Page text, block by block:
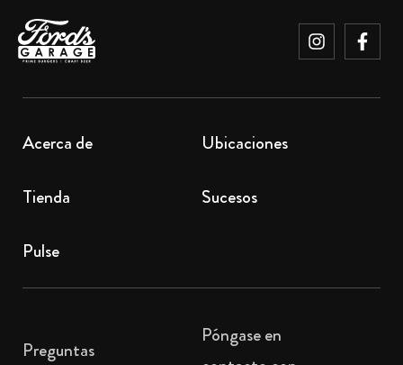
Acerca de Ubicaciones
Tienda Sucesos
Pulse
Preguntas
Póngase en